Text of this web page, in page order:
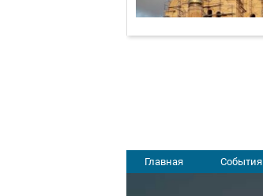
Главная События